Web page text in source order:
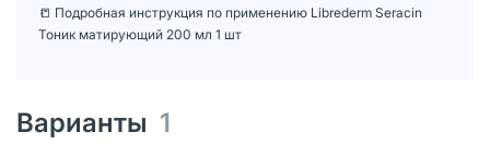
📒 Подробная инструкция по применению Librederm Seracin
Тоник матирующий 200 мл 1 шт
Варианты 1